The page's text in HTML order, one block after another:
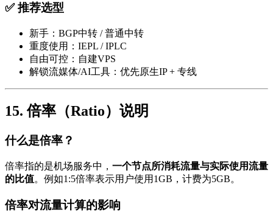
✅ 推荐选型
新手：BGP中转 / 普通中转
重度使用：IEPL / IPLC
自由可控：自建VPS
解锁流媒体/AI工具：优先原生IP + 专线
15. 倍率（Ratio）说明
什么是倍率？
倍率指的是机场服务中， 一个节点所消耗流量与实际使用流量
的比值。例如1:5倍率表示用户使用1GB，计费为5GB。
倍率对流量计算的影响